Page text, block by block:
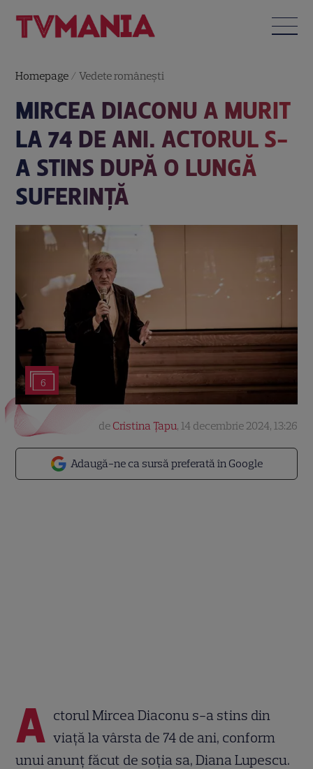
Homepage /Vedete româneşti
MIRCEA DIACONU A MURIT
LA 74 DE ANI. ACTORUL S-
A STINS DUPĂ O LUNGĂ
SUFERINȚĂ
6
Adaugă-ne ca sursă preferată în Google
de Cristina Țapu, 14 decembrie 2024, 13:26
A ctorul Mircea Diaconu s-a stins din
viață la vârsta de 74 de ani, conform
unui anunț făcut de soția sa, Diana Lupescu.